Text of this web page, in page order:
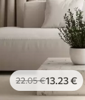
22.05€13 .23€